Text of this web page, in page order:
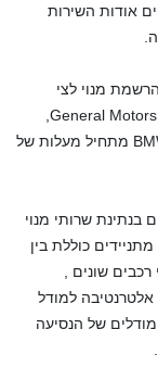
אודות השירות
מנוי לצי
עומד על עלות של 1,800$. מנוי לצי הרכבים של BMW מתחיל מעלות של
שרותי מנוי
כוללת בין
רכבים שונים ,
למודל
של הנסיעה